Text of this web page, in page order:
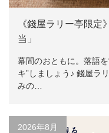
《錢屋ラリー亭限
当」
幕間のおともに。落語
キ”しましょう♪ 錢屋ラ
みの…
2026年8月